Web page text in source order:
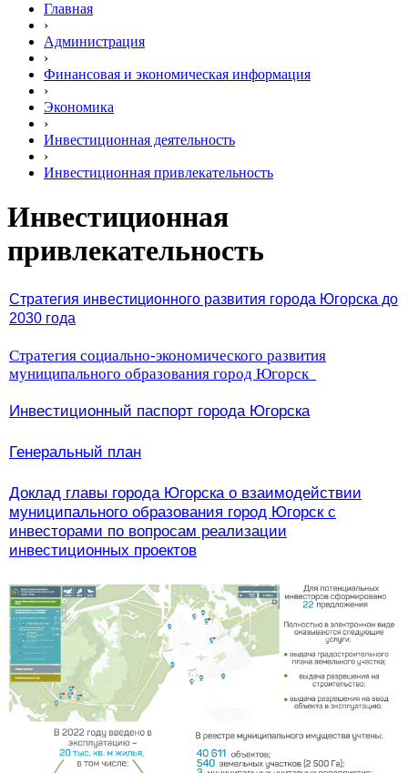
Главная
›
Администрация
›
Финансовая и экономическая информация
›
Экономика
›
Инвестиционная деятельность
›
Инвестиционная привлекательность
Инвестиционная
привлекательность
Стратегия инвестиционного развития города Югорска до
2030 года
Стратегия социально-экономического развития
муниципального образования город Югорск
Инвестиционный паспорт города Югорска
Генеральный план
Доклад главы города Югорска о взаимодействии
муниципального образования город Югорск с
инвесторами по вопросам реализации
инвестиционных проектов